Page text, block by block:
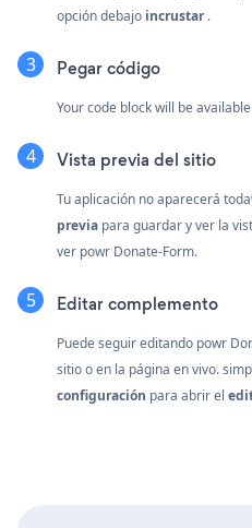
opción debajo incrustar.
Pegar código
Your code block will be
Vista previa del sitio
Tu aplicación no aparecerá
previa para guardar y ver la
ver powr Donate-Form.
Editar complemento
Puede seguir editando powr
sitio o en la página en vivo.
configuración para abrir el